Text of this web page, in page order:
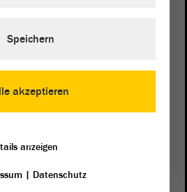
und Energien
akzeptieren
Speichern
anzeigen
| Datenschutz